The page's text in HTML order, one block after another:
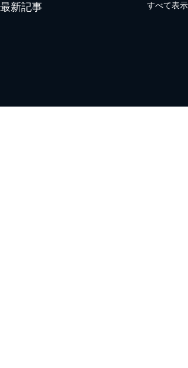
最新記事 すべて表示